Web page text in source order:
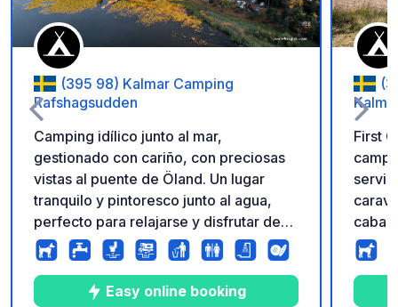
(395 98) Kalmar Camping
Rafshagsudden
Camping idílico junto al mar,
gestionado con cariño, con preciosas
vistas al puente de Öland. Un lugar
tranquilo y pintoresco junto al agua,
perfecto para relajarse y disfrutar de
impresionantes puestas de sol.
Instalaciones sanitarias modernas y
muy limpias, alquiler de tablas de
Easy online booking
First
una
solo